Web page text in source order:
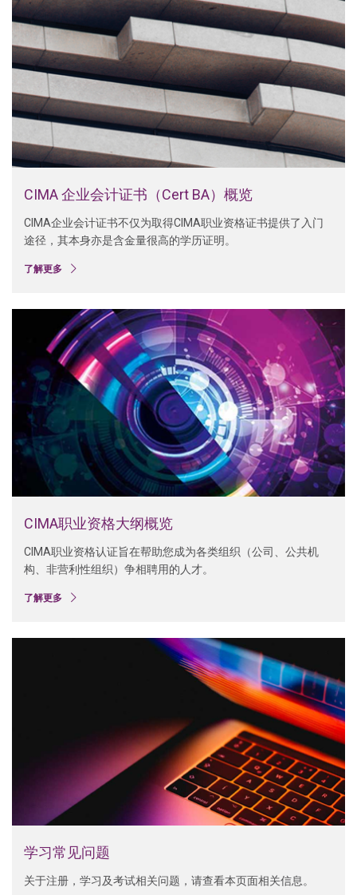
CIMA 企业会计证书（Cert BA）概览
CIMA企业会计证书不仅为取得CIMA职业资格证书提供了入门
途径，其本身亦是含金量很高的学历证明。
了解更多
CIMA职业资格大纲概览
CIMA职业资格认证旨在帮助您成为各类组织（公司、公共机
构、非营利性组织）争相聘用的人才。
了解更多
学习常见问题
关于注册，学习及考试相关问题，请查看本页面相关信息。